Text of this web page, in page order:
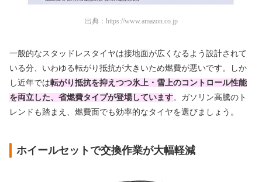
出典： https://www.amazon.co.jp
一般的なスタッドレスタイヤは接地面が広くなるよう設計されて
いる分、いわゆる転がり抵抗が大きいため燃費が悪いです。しか
し近年では転がり抵抗を抑えつつ氷上・雪上のコントロール性能
を両立した、省燃費タイプが登場しています。ガソリン高騰のト
レンドも踏まえ、燃費面でも効率的なタイヤを選びましょう。
ホイールセットで交換作業が大幅軽減